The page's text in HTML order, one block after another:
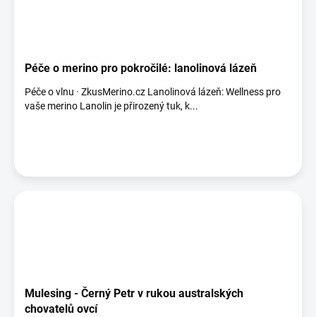
Péče o merino pro pokročilé: lanolinová lázeň
Péče o vlnu · ZkusMerino.cz Lanolinová lázeň: Wellness pro
vaše merino Lanolin je přirozený tuk, k...
Mulesing - Černý Petr v rukou australských
chovatelů ovcí